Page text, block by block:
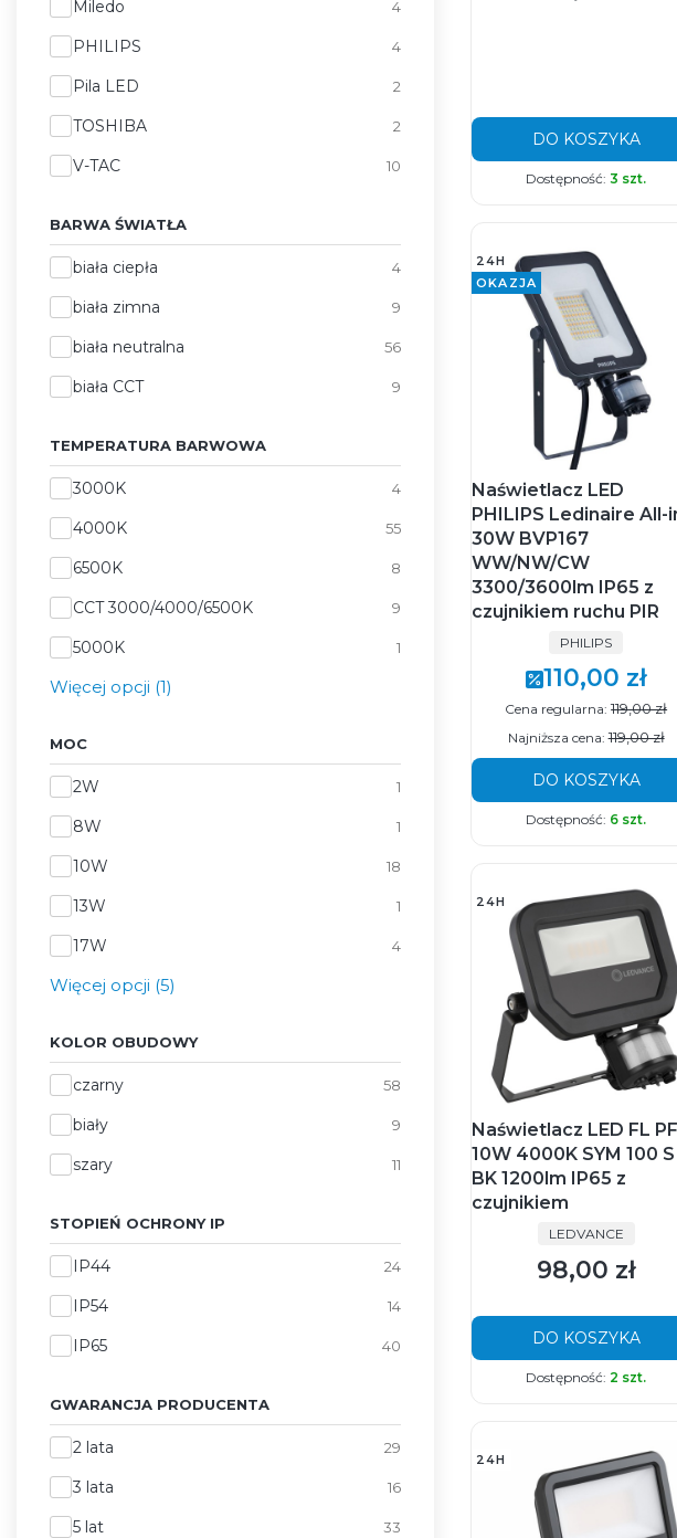
Miledo 4
PHILIPS 4
Pila LED 2
TOSHIBA 2
V-TAC 10
BARWA ŚWIATŁA
Barwa światła
biała ciepła 4
biała zimna 9
biała neutralna 56
biała CCT 9
TEMPERATURA BARWOWA
Temperatura barwowa
3000K 4
4000K 55
6500K 8
CCT 3000/4000/6500K 9
5000K 1
Więcej opcji (1)
MOC
Moc2W 1
8W 1
10W 18
13W 1
17W 4
Więcej opcji (5)
KOLOR OBUDOWY
Kolor obudowy
czarny 58
biały 9
szary 11
STOPIEŃ OCHRONY IP
Stopień ochrony IP
IP44 24
IP54 14
IP65 40
GWARANCJA PRODUCENTA
Gwarancja producenta
2 lata 29
3 lata 16
5 lat 33
DO KOSZYKA
Dostępność:3 szt.
24H
OKAZJA
Naświetlacz LED
PHILIPS Ledinaire All-
30W BVP167
WW/NW/CW
3300/3600lm IP65 z
czujnikiem ruchu PIR
PRODUCENT
PHILIPS
Cena
110,00 zł
Cena regularna: 119,00 zł
Najniższa cena: 119,00 zł
DO KOSZYKA
Dostępność: 6 szt.
24H
Naświetlacz LED FL
10W 4000K SYM 100 S
BK 1200lm IP65 z
czujnikiem
PRODUCENT
LEDVANCE
Cena
98,00 zł
DO KOSZYKA
Dostępność: 2 szt.
24H